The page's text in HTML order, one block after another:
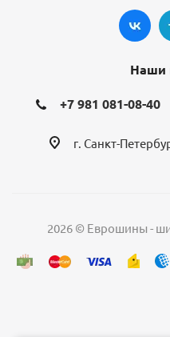
Наши
+7 981 081-08-40
г. Санкт-
2026 © Еврошины -